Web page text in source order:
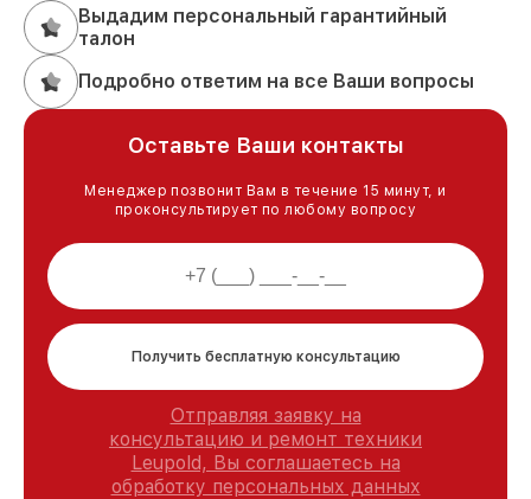
Выдадим персональный гарантийный
талон
Подробно ответим на все Ваши вопросы
Оставьте Ваши контакты
Менеджер позвонит Вам в течение 15 минут, и
проконсультирует по любому вопросу
Получить бесплатную консультацию
Отправляя заявку на
консультацию и ремонт техники
Leupold, Вы соглашаетесь на
обработку персональных данных